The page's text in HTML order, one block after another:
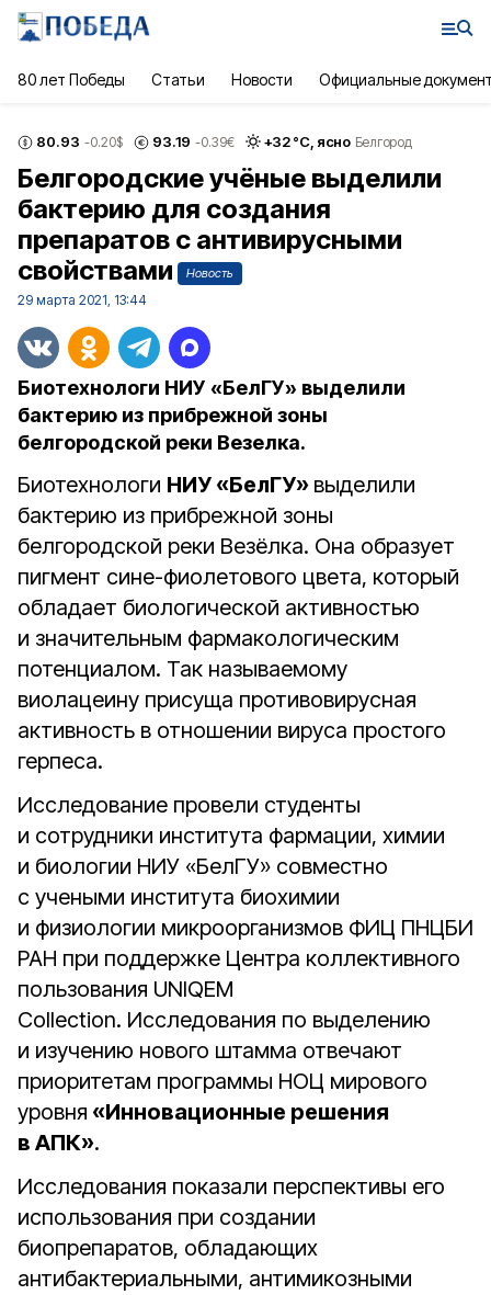
80 лет Победы Статьи Новости Официальные
80.93 -0.20$ 93.19 -0.39€ +32°С, ясно Белгород
Белгородские учёные выделили
бактерию для создания
препаратов с антивирусными
свойствами
Новость
29 марта 2021, 13:44
Биотехнологи НИУ «БелГУ» выделили
бактерию из прибрежной зоны
белгородской реки Везелка.
Биотехнологи НИУ «БелГУ» выделили
бактерию из прибрежной зоны
белгородской реки Везёлка. Она образует
пигмент сине-фиолетового цвета, который
обладает биологической активностью
и значительным фармакологическим
потенциалом. Так называемому
виолацеину присуща противовирусная
активность в отношении вируса простого
герпеса.
Исследование провели студенты
и сотрудники института фармации, химии
и биологии НИУ «БелГУ» совместно
с учеными института биохимии
и физиологии микроорганизмов ФИЦ ПНЦБИ
РАН при поддержке Центра коллективного
пользования UNIQEM
Collection. Исследования по выделению
и изучению нового штамма отвечают
приоритетам программы НОЦ мирового
уровня «Инновационные решения
в АПК».
Исследования показали перспективы его
использования при создании
биопрепаратов, обладающих
антибактериальными, антимикозными